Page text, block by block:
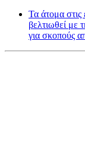
Τα άτομα στις
βελτιωθεί με
για σκοπούς